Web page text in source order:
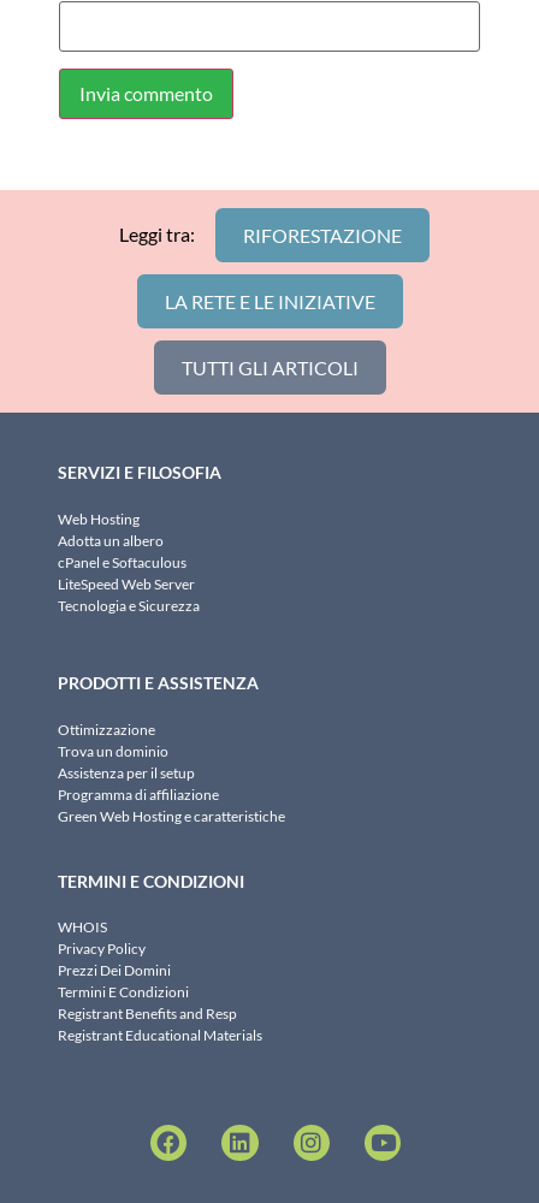
Leggi tra: RIFORESTAZIONE
LA RETE E LE INIZIATIVE
TUTTI GLI ARTICOLI
SERVIZI E FILOSOFIA
Web Hosting
Adotta un albero
cPanel e Softaculous
LiteSpeed Web Server
Tecnologia e Sicurezza
PRODOTTI E ASSISTENZA
Ottimizzazione
Trova un dominio
Assistenza per il setup
Programma di affiliazione
Green Web Hosting e caratteristiche
TERMINI E CONDIZIONI
WHOIS
Privacy Policy
Prezzi Dei Domini
Termini E Condizioni
Registrant Benefits and Resp
Registrant Educational Materials